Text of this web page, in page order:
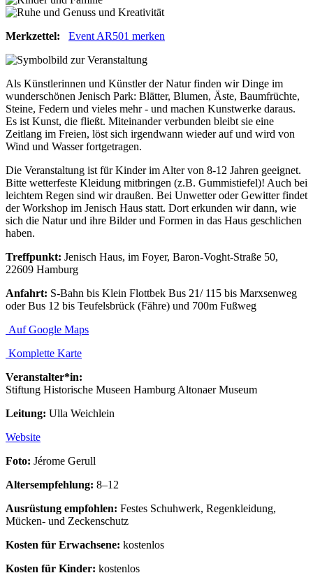
Merkzettel: Event AR501 merken
Als Künstlerinnen und Künstler der Natur finden wir Dinge im
wunderschönen Jenisch Park: Blätter, Blumen, Äste, Baumfrüchte,
Steine, Federn und vieles mehr - und machen Kunstwerke daraus.
Es ist Kunst, die fließt. Miteinander verbunden bleibt sie eine
Zeitlang im Freien, löst sich irgendwann wieder auf und wird von
Wind und Wasser fortgetragen.
Die Veranstaltung ist für Kinder im Alter von 8-12 Jahren geeignet.
Bitte wetterfeste Kleidung mitbringen (z.B. Gummistiefel)! Auch bei
leichtem Regen sind wir draußen. Bei Unwetter oder Gewitter findet
der Workshop im Jenisch Haus statt. Dort erkunden wir dann, wie
sich die Natur und ihre Bilder und Formen in das Haus geschlichen
haben.
Treffpunkt: Jenisch Haus, im Foyer, Baron-Voght-Straße 50,
22609 Hamburg
Anfahrt: S-Bahn bis Klein Flottbek Bus 21/ 115 bis Marxsenweg
oder Bus 12 bis Teufelsbrück (Fähre) und 700m Fußweg
Auf Google Maps
Komplette Karte
Veranstalter*in:
Stiftung Historische Museen Hamburg Altonaer Museum
Leitung: Ulla Weichlein
Website
Foto: Jérome Gerull
Altersempfehlung: 8–12
Ausrüstung empfohlen: Festes Schuhwerk, Regenkleidung,
Mücken- und Zeckenschutz
Kosten für Erwachsene: kostenlos
Kosten für Kinder: kostenlos